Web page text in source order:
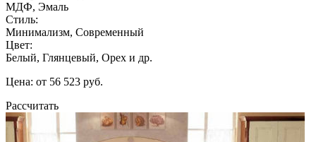
МДФ, Эмаль
Стиль:
Минимализм, Современный
Цвет:
Белый, Глянцевый, Орех и др.
Цена: от 56 523 руб.
Рассчитать